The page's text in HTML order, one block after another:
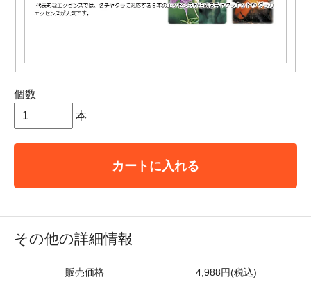
個数
本
カートに入れる
その他の詳細情報
販売価格 4,988円(税込)